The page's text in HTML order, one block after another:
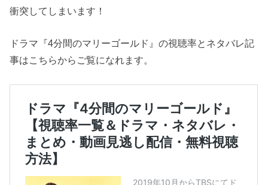
衝突してしまいます！
ドラマ『4分間のマリーゴールド』の視聴率とネタバレ記
事はこちらからご覧になれます。